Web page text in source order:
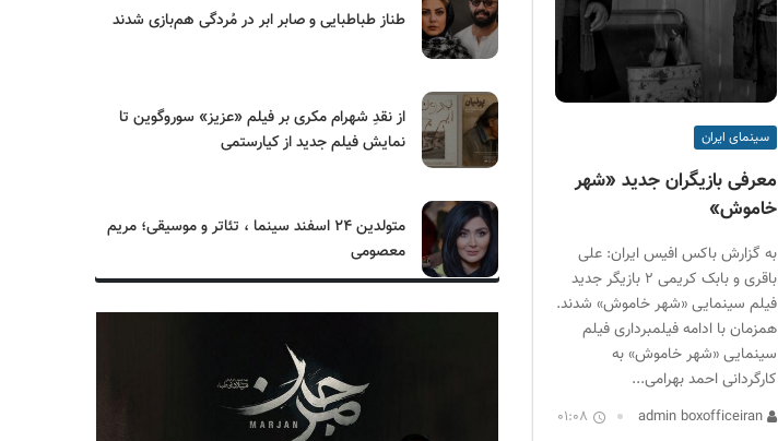
سینمای ایران
معرفی بازیگران جدید «شهر
خاموش»
به گزارش باکس افیس ایران: علی
باقری و بابک کریمی ۲ بازیگر جدید
فیلم سینمایی «شهر خاموش» شدند.
همزمان با ادامه فیلمبرداری فیلم
سینمایی «شهر خاموش» به
کارگردانی احمد بهرامی...
admin boxofficeiran
01:08
طناز طباطبایی و صابر ابر در مُردگی هم‌بازی شدند
از نقدِ شهرام مکری بر فیلم «عزیز» سوروگوین تا
نمایش فیلم جدید از کیارستمی
متولدین ۲۴ اسفند سینما ، تئاتر و موسیقی؛ مریم
معصومی